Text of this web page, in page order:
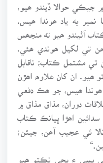
جيڪي حوالا ڏيندو ھيو،
به ياد ھوندا ھيس.
آڻيندو ھيو ته منجھس
تي لکيل ھوندي ھئي.
تي مشتمل ڪتاب؛ ناقابل
ھيو. ان کان علاوھ اھڙن
ھوندا ھيس، جو ھڪ دفعي
دوران، مذاق مذاق ۾
اھڙا ڀيانڪ ڪتاب
ئي عجيب آھن، جيئن؛
بسي ۽ پچي نڪتو ھيو